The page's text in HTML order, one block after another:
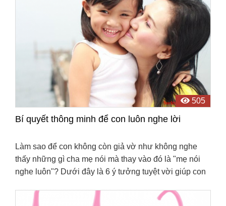
505
Bí quyết thông minh để con luôn nghe lời
Làm sao để con không còn giả vờ như không nghe
thấy những gì cha mẹ nói mà thay vào đó là "mẹ nói
nghe luôn"? Dưới đây là 6 ý tưởng tuyệt vời giúp con